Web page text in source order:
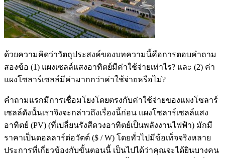
ด้วยความคิดว่าวัตถุประสงค์ของบทความนี้คือการตอบคำถาม
สองข้อ (1) แผงเซลล์แสงอาทิตย์มีค่าใช้จ่ายเท่าไร? และ (2) ค่า
แผงโซลาร์เซลล์มีค่ามากกว่าค่าใช้จ่ายหรือไม่?
คำถามแรกมีการเชื่อมโยงโดยตรงกับค่าใช้จ่ายของแผงโซลาร์
เซลล์ดังนั้นเราจึงจะกล่าวถึงเรื่องนี้ก่อน แผงโซลาร์เซลล์แสง
อาทิตย์ (PV) (ที่เปลี่ยนรังสีดวงอาทิตย์เป็นพลังงานไฟฟ้า) มักมี
ราคาเป็นดอลลาร์ต่อวัตต์ ($ / W) โดยทั่วไปมีข้อเท็จจริงหลาย
ประการที่เกี่ยวข้องกับขั้นตอนนี้ เป็นไปได้ว่าคุณจะได้ยินบางคน